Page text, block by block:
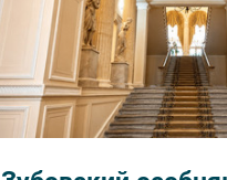
возрастное ограничение
или отменить
ливнями,
экскурсионного